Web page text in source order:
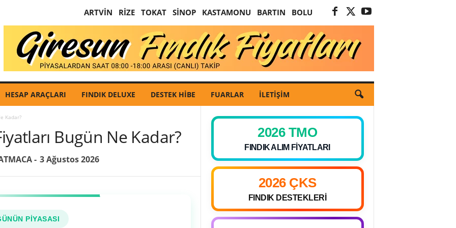
ARTVIN RIZE TOKAT SINOP KASTAMONU BARTIN BOLU
HESAP ARAÇLARI FINDIK DELUXE DESTEK HIBE FUARLAR İLETIŞIM
Kadar?
Bugün Ne Kadar?
- 3 Ağustos 2026
PIYASASI
2026 TMO
FINDIK ALIM FIYATLARI
2026 ÇKS
FINDIK DESTEKLERI